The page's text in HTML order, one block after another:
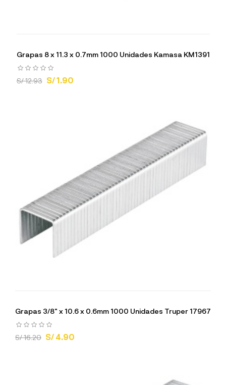
Grapas 8 x 11.3 x 0.7mm 1000 Unidades Kamasa KM1391
S/ 12.93 S/ 1.90
Grapas 3/8" x 10.6 x 0.6mm 1000 Unidades Truper 17967
S/ 16.20 S/ 4.90